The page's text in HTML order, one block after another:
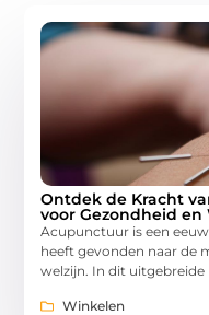
Ontdek de Kracht
voor Gezondheid en
Acupunctuur is een
heeft gevonden naar de
welzijn. In dit
Winkelen